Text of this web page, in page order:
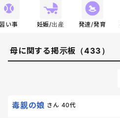
い事 妊娠/出産 発達/発育
母に関する掲示板（433）
毒親の娘 さん 40代